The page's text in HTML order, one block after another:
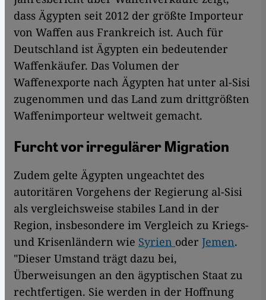
dass Ägypten seit 2012 der größte Importeur
von Waffen aus Frankreich ist. Auch für
Deutschland ist Ägypten ein bedeutender
Waffenkäufer. Das Volumen der
Waffenexporte nach Ägypten hat unter al-Sisi
zugenommen und das Land zum drittgrößten
Waffenimporteur weltweit gemacht.
Furcht vor irregulärer Migration
Zudem gelte Ägypten ungeachtet des
autoritären Vorgehens der Regierung al-Sisi
als vergleichsweise stabiles Land in der
Region, insbesondere im Vergleich zu Kriegs-
und Krisenländern wie Syrien oder Jemen.
"Dieser Umstand trägt dazu bei,
Überweisungen an den ägyptischen Staat zu
rechtfertigen. Sie werden in der Hoffnung